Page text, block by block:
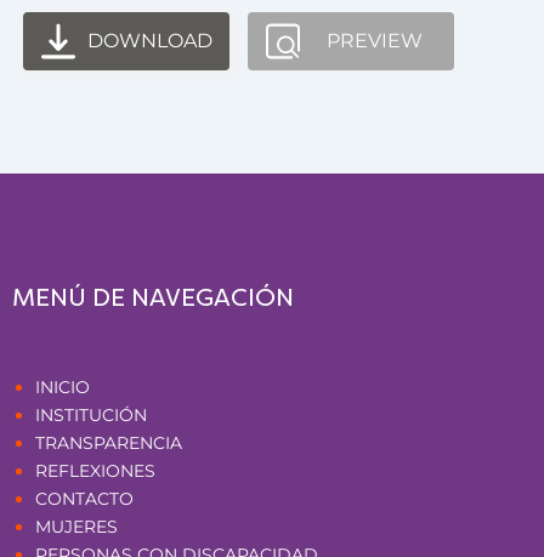
DOWNLOAD PREVIEW
MENÚ DE NAVEGACIÓN
INICIO
INSTITUCIÓN
TRANSPARENCIA
REFLEXIONES
CONTACTO
MUJERES